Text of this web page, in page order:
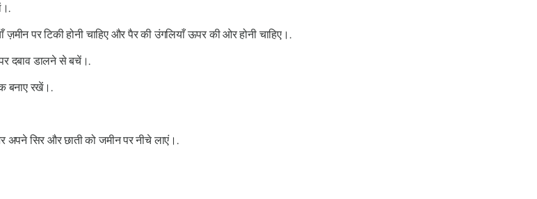
पर टिकी होनी चाहिए और पैर की उंगलियाँ ऊपर की ओर होनी चाहिए।.
दबाव डालने से बचें।.
बनाए रखें।.
सिर और छाती को जमीन पर नीचे लाएं।.